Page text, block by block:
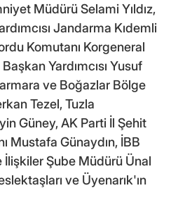
Müdürü Selami Yıldız,
Jandarma Kıdemli
Komutanı Korgeneral
Yardımcısı Yusuf
ve Boğazlar Bölge
Tezel, Tuzla
Güney, AK Parti İl Şehit
Mustafa Günaydın, İBB
İlişkiler Şube Müdürü Ünal
ve Üyenarık'ın